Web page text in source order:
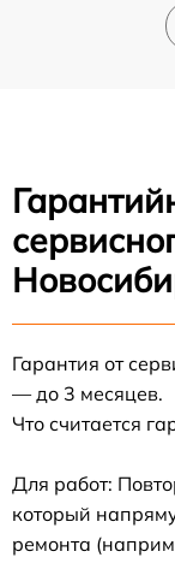
Гарантия от
— до 3 месяцев.
Что считается
Для работ:
который
ремонта